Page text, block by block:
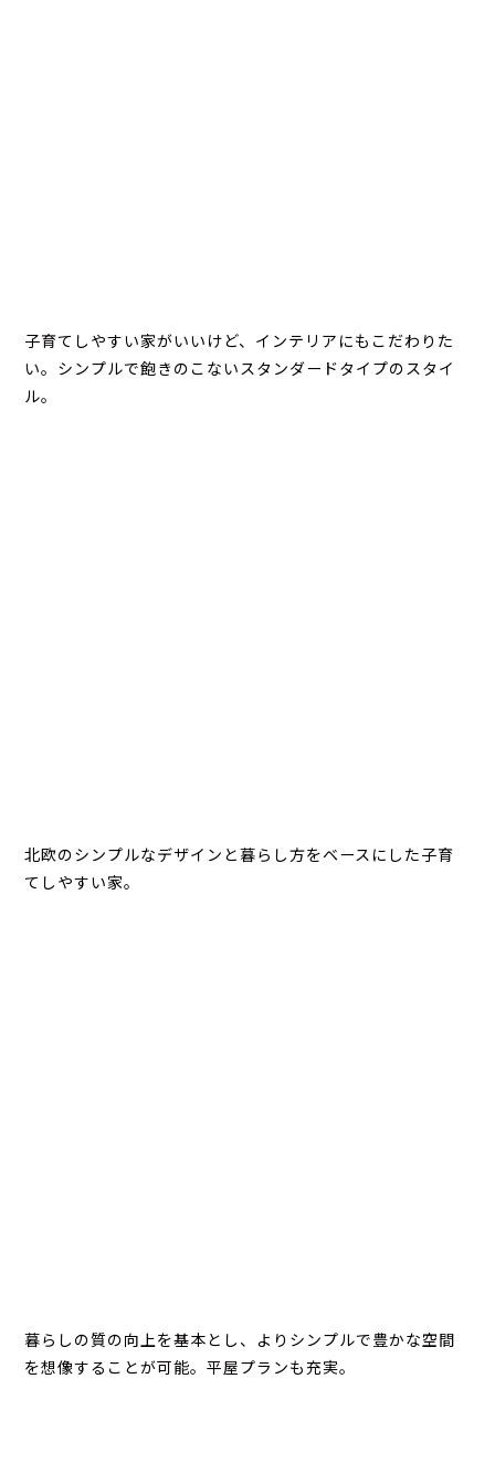
子育てしやすい家がいいけど、インテリアにもこだわりた
い。シンプルで飽きのこないスタンダードタイプのスタイ
ル。
北欧のシンプルなデザインと暮らし方をベースにした子育
てしやすい家。
暮らしの質の向上を基本とし、よりシンプルで豊かな空間
を想像することが可能。平屋プランも充実。